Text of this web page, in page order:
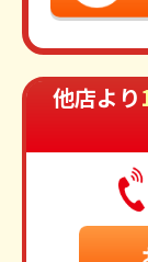
他店より